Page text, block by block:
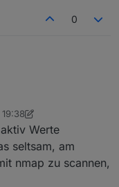
0
kommt absolut
nicht.Update unterstützt
noch nicht.
Adressen in einem
Werte
seltsam, am
nmap zu scannen,